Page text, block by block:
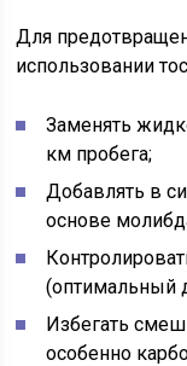
Для
использовании
Заменять
км пробега;
Добавлять в
основе
(оптимальный
Избегать
особенно